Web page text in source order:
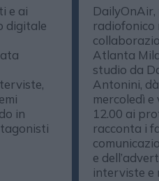
e ai
digitale
in
radiofonico
Atlanta
studio da
Antonini,
mercoledì e
12.00 ai
racconta i
e
interviste e